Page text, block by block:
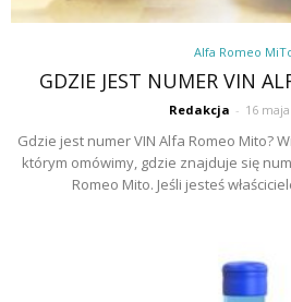
Alfa Romeo
GDZIE JEST NUMER VIN
Redakcja - 16
Gdzie jest numer VIN Alfa Romeo Mito?
którym omówimy, gdzie znajduje się
Romeo Mito. Jeśli jesteś